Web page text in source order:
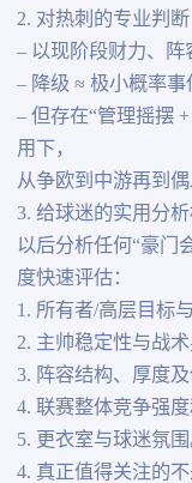
2. 对热刺的专业判断
– 以现阶段财力、阵
– 降级 ≈ 极小概率事
– 但存在“管理摇摆
用下，
从争欧到中游再到
3. 给球迷的实用分
以后分析任何“豪门
度快速评估：
1. 所有者/高层目标
2. 主帅稳定性与战术
3. 阵容结构、厚度及
4. 联赛整体竞争强
5. 更衣室与球迷氛围
4. 真正值得关注的不